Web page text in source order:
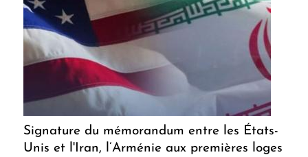
Signature du mémorandum entre les États-
Unis et l'Iran, l’Arménie aux premières loges